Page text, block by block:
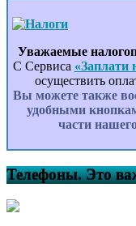
Уважаемые
С Сервиса «Заплати
осуществить
Вы можете также
удобными
части
Телефоны. Это